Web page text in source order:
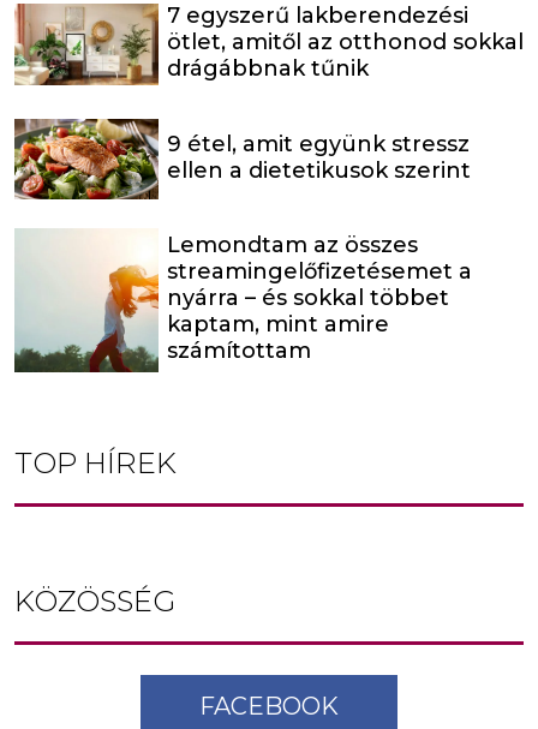
7 egyszerű lakberendezési
ötlet, amitől az otthonod sokkal
drágábbnak tűnik
9 étel, amit együnk stressz
ellen a dietetikusok szerint
Lemondtam az összes
streamingelőfizetésemet a
nyárra – és sokkal többet
kaptam, mint amire
számítottam
TOP HÍREK
KÖZÖSSÉG
FACEBOOK